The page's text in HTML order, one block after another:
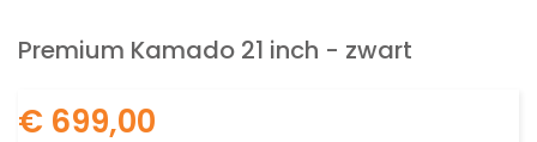
Premium Kamado 21 inch - zwart
naar
van
€ 699,00